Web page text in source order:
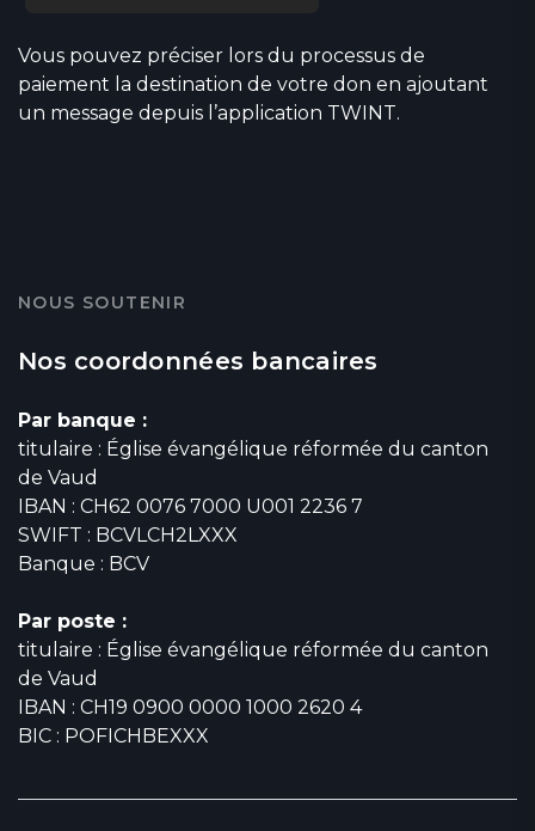
Vous pouvez préciser lors du processus de
paiement la destination de votre don en ajoutant
un message depuis l’application TWINT.
NOUS SOUTENIR
Nos coordonnées bancaires
Par banque :
titulaire : Église évangélique réformée du canton
de Vaud
IBAN : CH62 0076 7000 U001 2236 7
SWIFT : BCVLCH2LXXX
Banque : BCV
Par poste :
titulaire : Église évangélique réformée du canton
de Vaud
IBAN : CH19 0900 0000 1000 2620 4
BIC : POFICHBEXXX